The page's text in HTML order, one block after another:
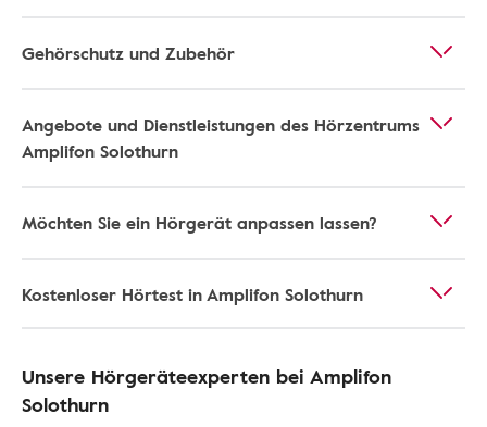
Gehörschutz und Zubehör
Angebote und Dienstleistungen des Hörzentrums
Amplifon Solothurn
Möchten Sie ein Hörgerät anpassen lassen?
Kostenloser Hörtest in Amplifon Solothurn
Unsere Hörgeräteexperten bei Amplifon
Solothurn